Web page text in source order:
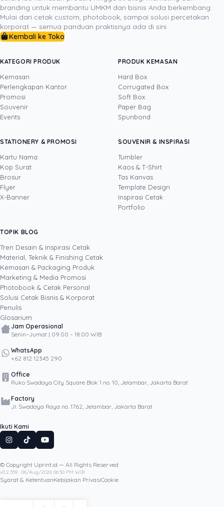
menciptakan koneksi yang tulus. Jadi, mulailah
merancang pasukan pemasaran mini Anda sendiri dan
saksikan bagaimana stiker-stiker tersebut membawa
menakjubkan.
DITULIS OLEH
· Cofounder
Uprint.id, pakar dengan pengalaman lebih dari
20 tahun yang menguasai tiga disiplin
sekaligus: produksi percetakan dan kemasan
(offset, digital printing, quality control), digital
marketing, serta pemrograman dan AI. Ia
memahami bisnis cetak langsung dari lantai
produksi sampai baris kode, dari menghitung
sampai kemasan produk, selalu dengan
kacamata data dan dampak bisnis nyata.
Lihat profil →
Popular
Artikel Lainnya
branding untuk membantu UMKM dan bisnis Anda berkembang.
Mulai dari cetak custom, photobook, sampai solusi percetakan
korporat — semua panduan praktisnya ada di sini.
Kembali ke Toko
KATEGORI PRODUK
Kemasan
Perlengkapan Kantor
Promosi
Souvenir
Events
PRODUK KEMASAN
Hard Box
Corrugated Box
Soft Box
Paper Bag
Spunbond
STATIONERY & PROMOSI
Kartu Nama
Kop Surat
Brosur
Flyer
X-Banner
SOUVENIR & INSPIRASI
Tumbler
Kaos & T-Shirt
Tas Kanvas
Template Design
Inspirasi Cetak
Portfolio
TOPIK BLOG
Tren Desain & Inspirasi Cetak
Material, Teknik & Finishing Cetak
Kemasan & Packaging Produk
Marketing & Media Promosi
Photobook & Cetak Personal
Solusi Cetak Bisnis & Korporat
Penulis
Glosarium
Jam Operasional
Senin–Jumat | 09.00 – 18.00 WIB
WhatsApp
+62 812 12345 290
Office
Ruko Swadaya City Square Blok 1 no. 10, Jelambar, Jakarta Barat
Factory
Jl. Swadaya Raya no. 1762, Jelambar, Jakarta Barat
Ikuti Kami
© Copyright Uprint.id — All Rights Reserved
v0.2.359 · 06/Aug/2026 06:50 PM WIB
Syarat & KetentuanKebijakan PrivasiCookie